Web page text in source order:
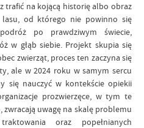
trafić na kojącą historię albo obraz
lasu, od którego nie powinno się
po prawdziwym świecie,
w głąb siebie. Projekt skupia się
zwierząt, proces ten zaczyna się
ale w 2024 roku w samym sercu
się nauczyć w kontekście opiekii
prozwierzęce, w tym te
uwagę na skalę problemu
oraz popełnianych